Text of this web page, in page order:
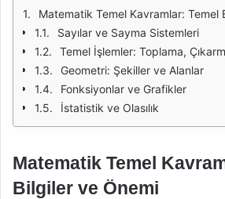
Matematik Temel Kavramlar: Temel
Sayılar ve Sayma Sistemleri
Temel İşlemler: Toplama,
Geometri: Şekiller ve Alanlar
Fonksiyonlar ve Grafikler
İstatistik ve Olasılık
Matematik Temel
Bilgiler ve Önemi